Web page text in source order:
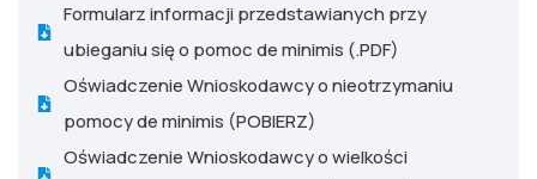
Formularz informacji przedstawianych przy
ubieganiu się o pomoc de minimis (.PDF)
Oświadczenie Wnioskodawcy o nieotrzymaniu
pomocy de minimis (POBIERZ)
Oświadczenie Wnioskodawcy o wielkości